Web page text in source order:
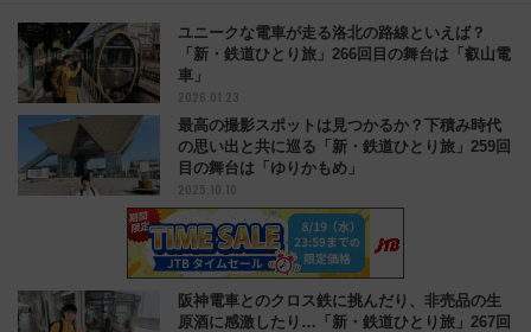
ユニークな電車が走る洛北の路線といえば？
「新・鉄道ひとり旅」266回目の舞台は「叡山電
車」
2026.01.23
最高の撮影スポットは見つかるか？下積み時代
の思い出と共に巡る「新・鉄道ひとり旅」259回
目の舞台は「ゆりかもめ」
2025.10.10
阪神電車とのクロス鉄に挑んだり、非売品の生
原酒に感激したり…「新・鉄道ひとり旅」267回